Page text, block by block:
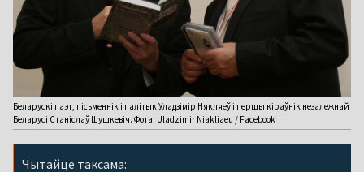
Беларускі паэт, пісьменнік і палітык Уладзімір Някляеў і першы кіраўнік незалежнай
Беларусі Станіслаў Шушкевіч. Фота: Uladzimir Niakliaeu / Facebook
Чытайце таксама: